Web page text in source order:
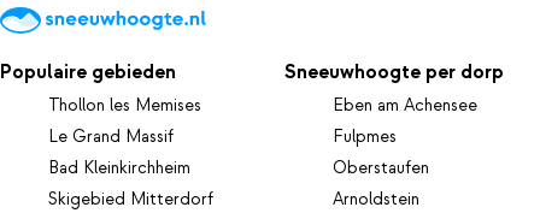
Populaire gebieden
Thollon les Memises
Le Grand Massif
Bad Kleinkirchheim
Skigebied Mitterdorf
Sneeuwhoogte per dorp
Eben am Achensee
Fulpmes
Oberstaufen
Arnoldstein